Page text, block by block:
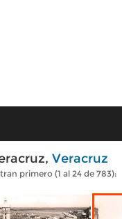
Veracruz
primero (1 al 24 de 783):